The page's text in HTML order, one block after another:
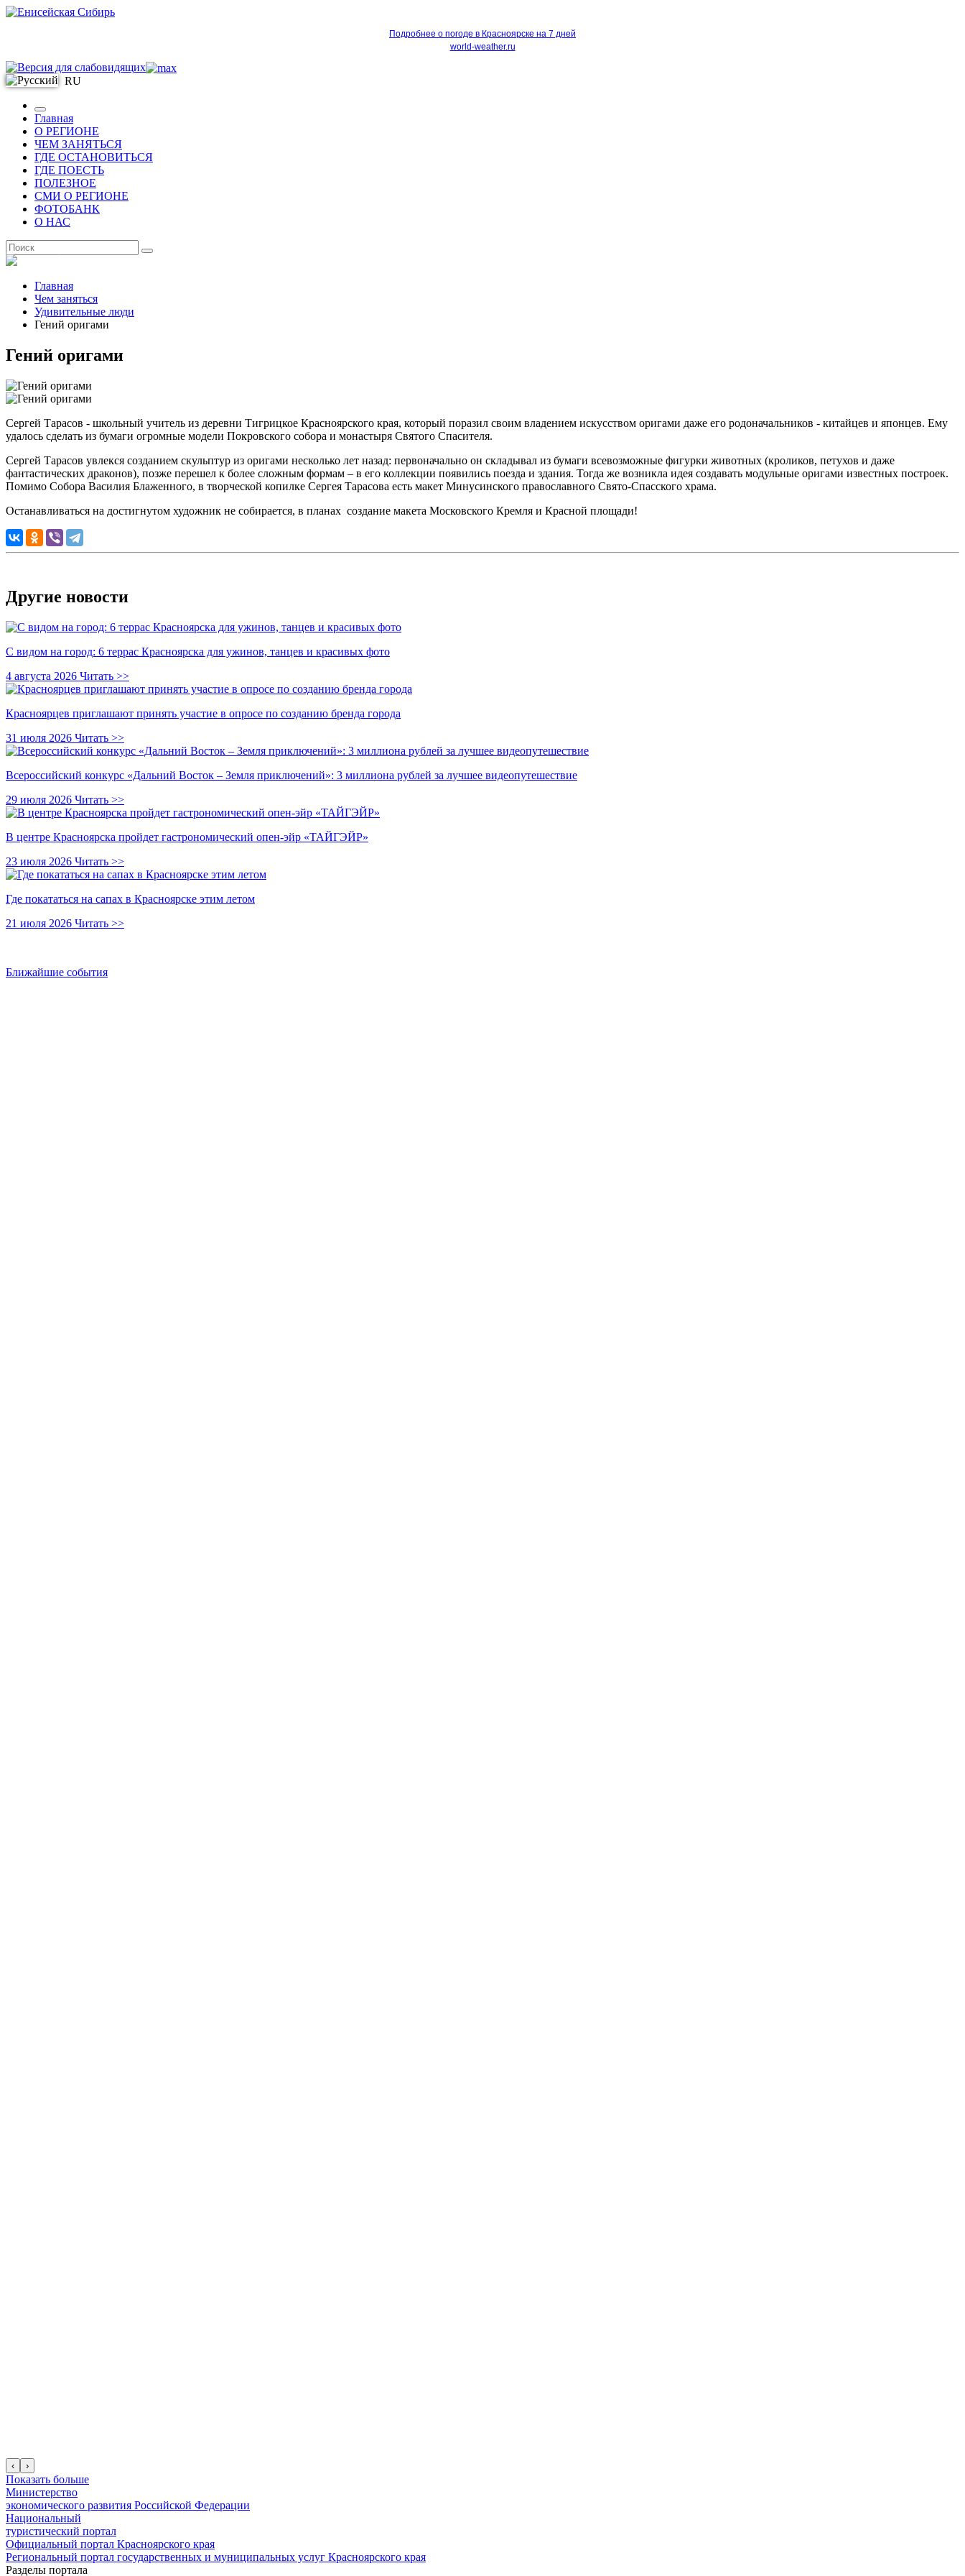
Подробнее о погоде в Красноярске на 7 дней
world-weather.ru
RU
Главная
О РЕГИОНЕ
ЧЕМ ЗАНЯТЬСЯ
ГДЕ ОСТАНОВИТЬСЯ
ГДЕ ПОЕСТЬ
ПОЛЕЗНОЕ
СМИ О РЕГИОНЕ
ФОТОБАНК
О НАС
Главная
Чем заняться
Удивительные люди
Гений оригами
Гений оригами
Сергей Тарасов - школьный учитель из деревни Тигрицкое Красноярского края, который поразил своим владением искусством оригами даже его родоначальников - китайцев и японцев. Ему
удалось сделать из бумаги огромные модели Покровского собора и монастыря Святого Спасителя.
Сергей Тарасов увлекся созданием скульптур из оригами несколько лет назад: первоначально он складывал из бумаги всевозможные фигурки животных (кроликов, петухов и даже
фантастических драконов), позже перешел к более сложным формам – в его коллекции появились поезда и здания. Тогда же возникла идея создавать модульные оригами известных построек.
Помимо Собора Василия Блаженного, в творческой копилке Сергея Тарасова есть макет Минусинского православного Свято-Спасского храма.
Останавливаться на достигнутом художник не собирается, в планах создание макета Московского Кремля и Красной площади!
Другие новости
С видом на город: 6 террас Красноярска для ужинов, танцев и красивых фото
4 августа 2026 Читать >>
Красноярцев приглашают принять участие в опросе по созданию бренда города
31 июля 2026 Читать >>
Всероссийский конкурс «Дальний Восток – Земля приключений»: 3 миллиона рублей за лучшее видеопутешествие
29 июля 2026 Читать >>
В центре Красноярска пройдет гастрономический опен-эйр «ТАЙГЭЙР»
23 июля 2026 Читать >>
Где покататься на сапах в Красноярске этим летом
21 июля 2026 Читать >>
Ближайшие события
‹ ›
Показать больше
Министерство
экономического развития Российской Федерации
Национальный
туристический портал
Официальный портал Красноярского края
Региональный портал государственных и муниципальных услуг Красноярского края
Разделы портала